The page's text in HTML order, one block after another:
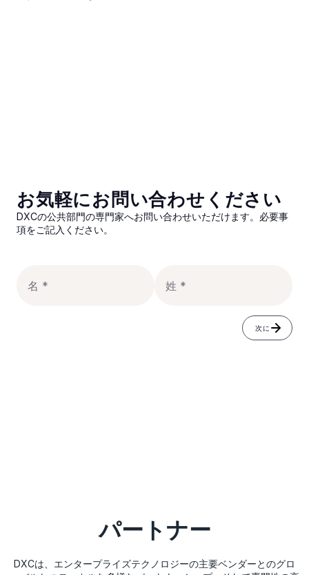
お気軽にお問い合わせください
DXCの公共部門の専門家へお問い合わせいただけます。必要事
項をご記入ください。
次に
DXCの公共部門の専門家へお問い合わせいただけます。必要事
項をご記入ください。
DXCの公共部門の専門家へお問い合わせいただけます。必要事
項をご記入ください。
はい、マーケティング目的でのメール配信とデータの処理に
パートナー
DXCは、エンタープライズテクノロジーの主要ベンダーとのグロ